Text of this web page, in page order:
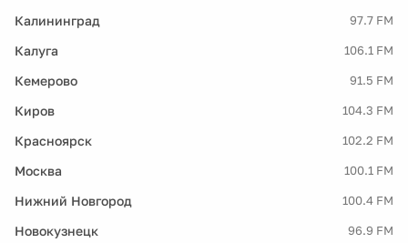
Калининград 97.7 FM
Калуга 106.1 FM
Кемерово 91.5 FM
Киров 104.3 FM
Красноярск 102.2 FM
Москва 100.1 FM
Нижний Новгород 100.4 FM
Новокузнецк 96.9 FM